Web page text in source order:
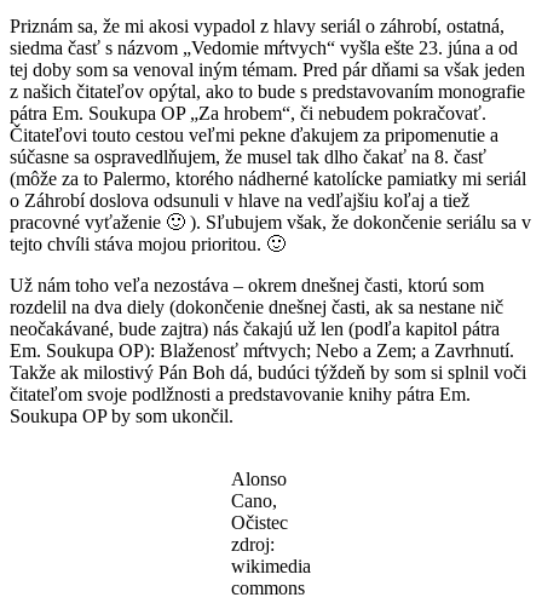
Priznám sa, že mi akosi vypadol z hlavy seriál o záhrobí, ostatná,
siedma časť s názvom „Vedomie mŕtvych“ vyšla ešte 23. júna a od
tej doby som sa venoval iným témam. Pred pár dňami sa však jeden
z našich čitateľov opýtal, ako to bude s predstavovaním monografie
pátra Em. Soukupa OP „Za hrobem“, či nebudem pokračovať.
Čitateľovi touto cestou veľmi pekne ďakujem za pripomenutie a
súčasne sa ospravedlňujem, že musel tak dlho čakať na 8. časť
(môže za to Palermo, ktorého nádherné katolícke pamiatky mi seriál
o Záhrobí doslova odsunuli v hlave na vedľajšiu koľaj a tiež
pracovné vyťaženie 🙂 ). Sľubujem však, že dokončenie seriálu sa v
tejto chvíli stáva mojou prioritou. 🙂
Už nám toho veľa nezostáva – okrem dnešnej časti, ktorú som
rozdelil na dva diely (dokončenie dnešnej časti, ak sa nestane nič
neočakávané, bude zajtra) nás čakajú už len (podľa kapitol pátra
Em. Soukupa OP): Blaženosť mŕtvych; Nebo a Zem; a Zavrhnutí.
Takže ak milostivý Pán Boh dá, budúci týždeň by som si splnil voči
čitateľom svoje podlžnosti a predstavovanie knihy pátra Em.
Soukupa OP by som ukončil.
Alonso
Cano,
Očistec
zdroj:
wikimedia
commons